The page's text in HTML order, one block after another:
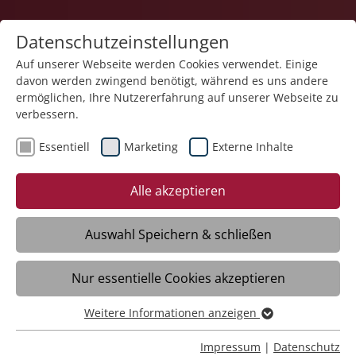
13.10.2025
Gemeinsam für Menschen
mit Demenz:
Informationsstand auf dem
Wochenmarkt
Ravensburg – Anlässlich des
Weltalzheimertages war die Stiftung
Datenschutzeinstellungen
Auf unserer Webseite werden Cookies verwendet. Einige
davon werden zwingend benötigt, während es uns andere
ermöglichen, Ihre Nutzererfahrung auf unserer Webseite zu
verbessern.
Essentiell Marketing Externe Inhalte
Alle akzeptieren
Auswahl Speichern & schließen
Nur essentielle Cookies akzeptieren
Essentiell
Essentielle Cookies werden für grundlegende Funktionen
Weitere Informationen anzeigen
Impressum | Datenschutz